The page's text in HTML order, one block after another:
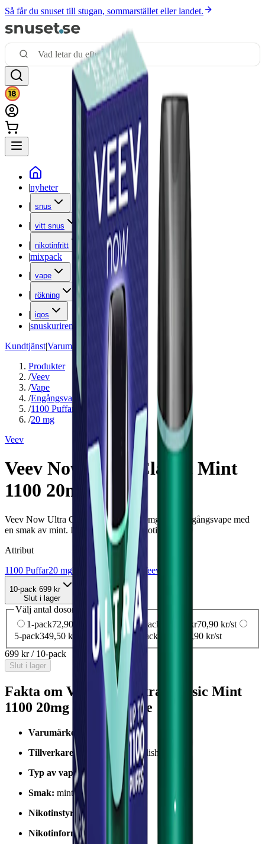
Så får du snuset till stugan, sommarstället eller landet.
|nyheter
| snus
| vitt snus
| nikotinfritt
|mixpack
| vape
| rökning
| iqos
|snuskuriren
Kundtjänst|Varumärken
Produkter
/Veev
/Vape
/Engångsvape
/1100 Puffar
/20 mg
Veev
Veev Now Ultra Classic Mint
1100 20mg
Veev Now Ultra Classic Mint 1100 20mg är en engångsvape med
en smak av mint. Innehåller 20 mg nikotin per ml.
Attribut
1100 Puffar20 mg Engångsvape Vape Veev
10-pack 699 kr
Slut i lager
Välj antal dosor
1-pack72,90 kr 72,90 kr /st 3-pack 212,70 kr70,90 kr/st
5-pack349,50 kr 69,90 kr /st 10-pack 69,90 kr/st
699 kr / 10-pack
Slut i lager
Fakta om Veev Now Ultra Classic Mint
1100 20mg Engångsvape
Varumärke:
Tillverkare / leverantör: Swedish Match
Typ av vape: engångsvape
Smak: mint
Nikotinstyrka
Nikotinformat: